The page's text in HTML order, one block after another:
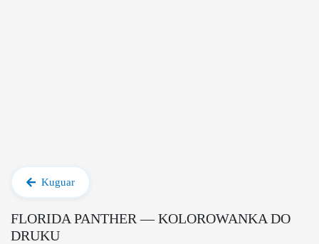
Kuguar
FLORIDA PANTHER — KOLOROWANKA DO
DRUKU